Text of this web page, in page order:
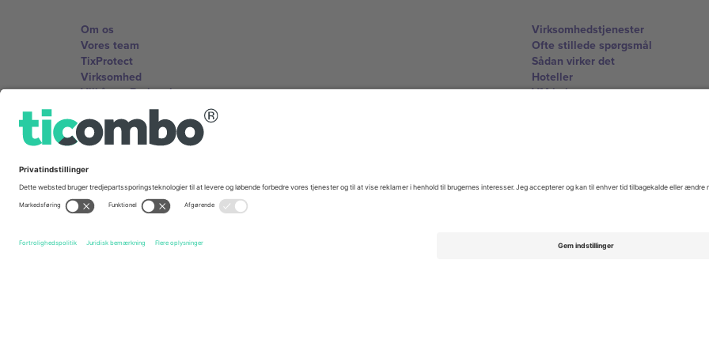
Om os
Vores team
TixProtect
Virksomhed
Vilkår og Betingelser
Partnerprogram
Virksomhedstjenester
Ofte stillede spørgsmål
Sådan virker det
Hoteller
VM-hub